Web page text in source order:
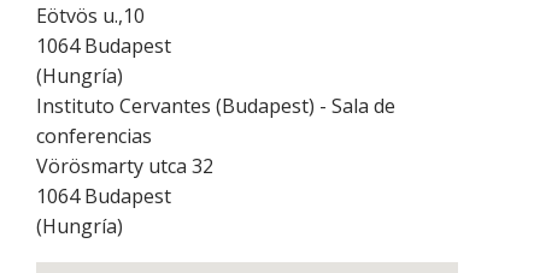
Eötvös u.,10
1064Budapest
(Hungría)
Instituto Cervantes (Budapest) - Sala de
conferencias
Vörösmarty utca 32
1064Budapest
(Hungría)